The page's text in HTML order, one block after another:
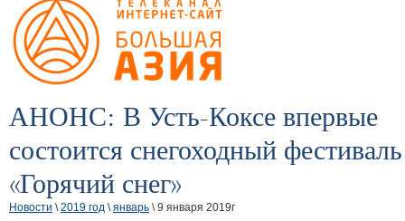
АНОНС: В Усть-Коксе впервые
состоится снегоходный фестиваль
«Горячий снег»
Новости \2019 год \январь \ 9 января 2019г